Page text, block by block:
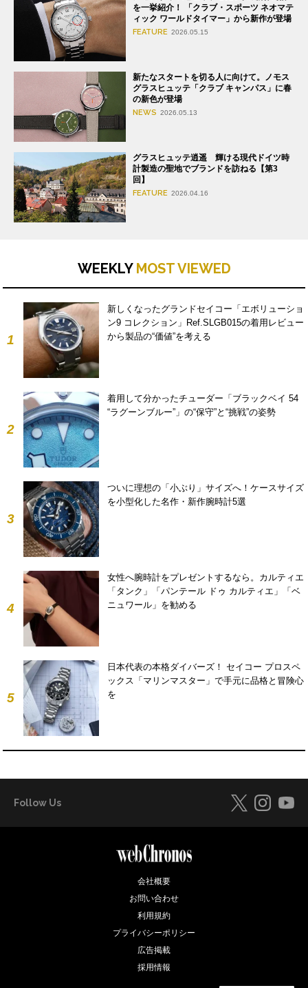
を一挙紹介！ 「クラブ・スポーツ ネオマテ
ィック ワールドタイマー」から新作が登場
FEATURE 2026.05.15
新たなスタートを切る人に向けて。ノモス
グラスヒュッテ「クラブ キャンパス」に春
の新色が登場
NEWS 2026.05.13
グラスヒュッテ逍遥 輝ける現代ドイツ時
計製造の聖地でブランドを訪ねる【第3
回】
FEATURE 2026.04.16
WEEKLY MOST VIEWED
1
新しくなったグランドセイコー「エボリューショ
ン9 コレクション」Ref.SLGB015の着用レビュー
から製品の“価値”を考える
2
着用して分かったチューダー「ブラックベイ 54
“ラグーンブルー”」の“保守”と“挑戦”の姿勢
3
ついに理想の「小ぶり」サイズへ！ケースサイズ
を小型化した名作・新作腕時計5選
4
女性へ腕時計をプレゼントするなら。カルティエ
「タンク」「パンテール ドゥ カルティエ」「ベ
ニュワール」を勧める
5
日本代表の本格ダイバーズ！ セイコー プロスペ
ックス「マリンマスター」で手元に品格と冒険心
を
Follow Us
会社概要
お問い合わせ
利用規約
プライバシーポリシー
広告掲載
採用情報